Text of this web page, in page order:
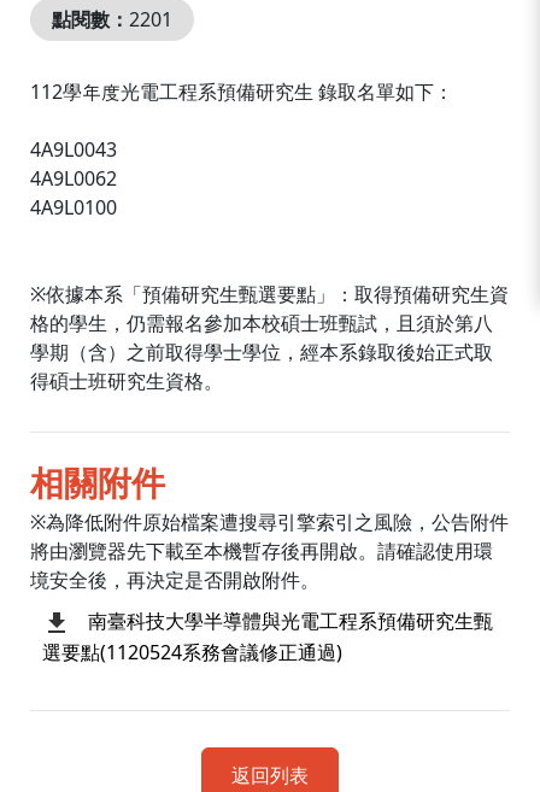
點閱數： 2201
112學年度光電工程系預備研究生 錄取名單如下：
4A9L0043
4A9L0062
4A9L0100
※依據本系「預備研究生甄選要點」：取得預備研究生資
格的學生，仍需報名參加本校碩士班甄試，且須於第八
學期（含）之前取得學士學位，經本系錄取後始正式取
得碩士班研究生資格。
相關附件
※為降低附件原始檔案遭搜尋引擎索引之風險，公告附件
將由瀏覽器先下載至本機暫存後再開啟。請確認使用環
境安全後，再決定是否開啟附件。
南臺科技大學半導體與光電工程系預備研究生甄
選要點(1120524系務會議修正通過)
返回列表